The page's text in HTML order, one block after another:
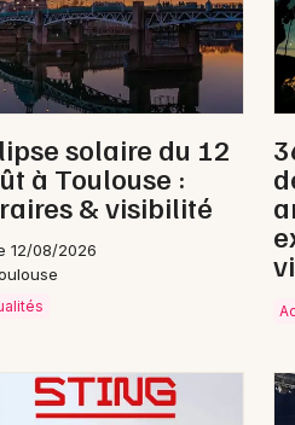
solaire du 12
à Toulouse :
& visibilité
12/08/2026